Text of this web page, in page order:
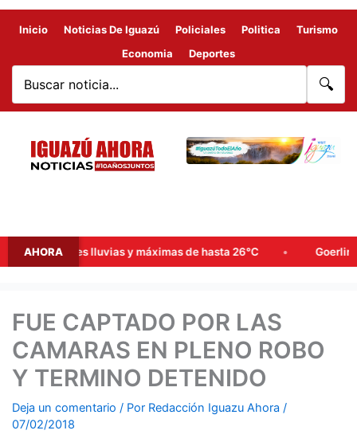
Inicio Noticias De Iguazú Policiales Politica
Turismo
Economia
Deportes
🔍
AHORAlluvias y máximas de hasta 26°C Goerling, Arce
FUE CAPTADO POR LAS
CAMARAS EN PLENO ROBO
Y TERMINO DETENIDO
Deja un comentario / Por Redacción Iguazu Ahora /
07/02/2018